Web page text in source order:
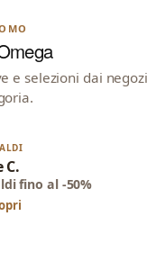
e selezioni dai
C.
fino al -50%